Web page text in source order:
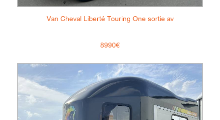
Van Cheval Liberté Touring One sortie av
8990€